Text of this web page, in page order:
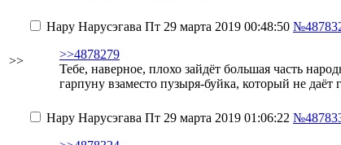
>>
Нару Нарусэгава Пт 29 марта 2019 00:48:50
>>4878279
Тебе, наверное, плохо зайдёт большая часть
гарпуну взаместо пузыря-буйка, который не
Нару Нарусэгава Пт 29 марта 2019 01:06:22